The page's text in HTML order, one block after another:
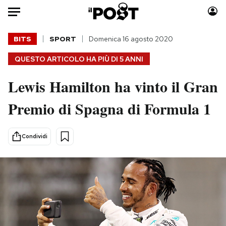
Auto
HOME
Italia
Politica
Tecnologia
Internet
Scienza
Cultura
Sport
Moda
Consumismi
Media
Europa
Altrecose
Mondiali calcio 2026
QUESTO ARTICOLO HA PIÙ DI 5 ANNI
BITS SPORT Domenica 16 agosto 2020
Lewis Hamilton ha vinto il Gran
Premio di Spagna di Formula 1
Condividi